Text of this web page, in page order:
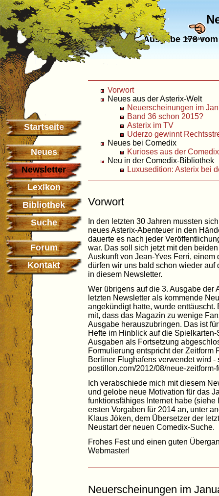
Newsletter
Ausgabe 178
Startseite
Neues
Newsletter
Lexikon
Bibliothek
Suche
Forum
Kontakt
Vorwort
Neues aus der Asterix-Welt
Neuerscheinungen im
Band 36 schon 2015?
Asterix im TV
Uderzo gewinnt
Neues bei Comedix
Kurioses aus der
Neu in der Comedix-Bibliothek
Luxusedition: Asterix bei
Vorwort
In den letzten 30 Jahren mussten
neues Asterix-Abenteuer in den
dauerte es nach jeder
war. Das soll sich jetzt mit den
Auskunft von Jean-Yves Ferri,
dürfen wir uns bald schon wieder auf
in diesem Newsletter.
Wer übrigens auf die 3. Ausgabe der
letzten Newsletter als kommende
angekündigt hatte, wurde
mit, dass das Magazin zu wenige
Ausgabe herauszubringen. Das ist
Hefte im Hinblick auf die
Ausgaben als Fortsetzung
Formulierung entspricht der Zeitform
Berliner Flughafens verwendet wird -
postillon.com/2012/08/neue-
Ich verabschiede mich mit diesem
und gelobe neue Motivation für das
funktionsfähiges Internet habe
ersten Vorgaben für 2014 an, unter
Klaus Jöken, dem Übersetzer der
Neustart der neuen Comedix-Suche.
Frohes Fest und einen guten
Webmaster!
Neuerscheinungen im